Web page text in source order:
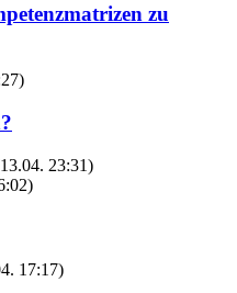
zu
23:31)
17:17)